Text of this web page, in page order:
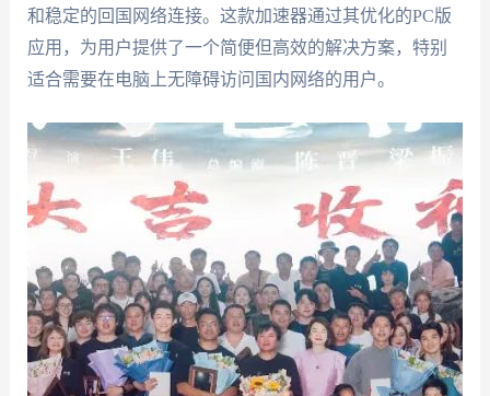
和稳定的回国网络连接。这款加速器通过其优化的PC版
应用，为用户提供了一个简便但高效的解决方案，特别
适合需要在电脑上无障碍访问国内网络的用户。